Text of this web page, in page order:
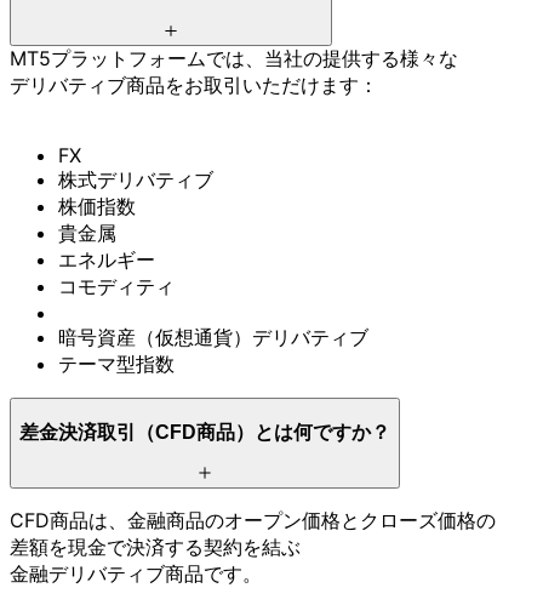
MT5プラットフォームでは、 当社の提供する様々な
デリバティブ商品をお取引いただけます：
FX
株式デリバティブ
株価指数
貴金属
エネルギー
コモディティ
暗号資産 （仮想通貨） デリバティブ
テーマ型指数
差金決済取引 （CFD商品）とは何ですか？
CFD商品は、 金融商品のオープン価格と クローズ価格の
差額を現金で決済する契約を結ぶ
金融デリバティブ商品です。